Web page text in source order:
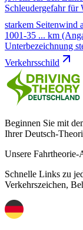
Schleudergefahr für
starkem Seitenwind
1001-35 ... km
Unterbezeichnung
Verkehrsschild
Beginnen Sie mit
Ihrer Deutsch-
Unsere Fahrtheorie-
Schnelle Links zu
Verkehrszeichen,